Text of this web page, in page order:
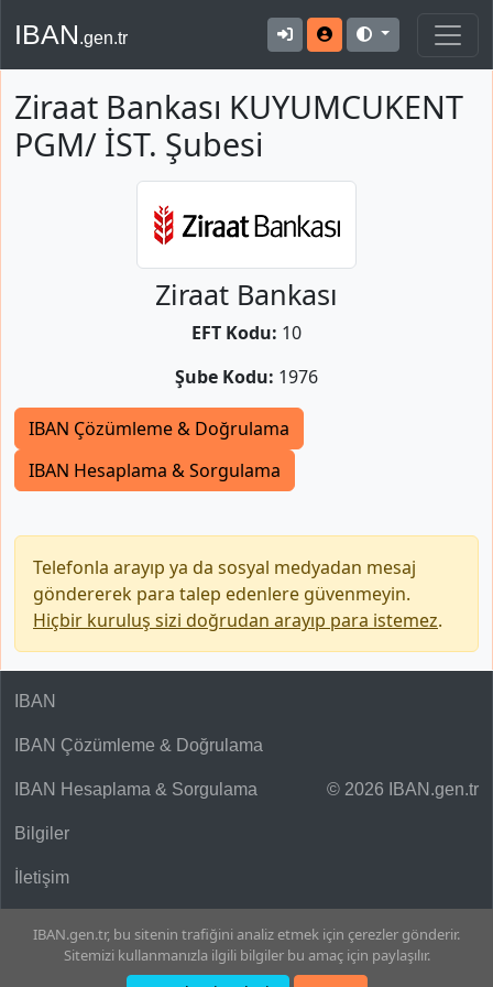
IBAN.gen.tr
Ziraat Bankası KUYUMCUKENT
PGM/ İST. Şubesi
Ziraat Bankası
EFT Kodu: 10
Şube Kodu: 1976
IBAN Çözümleme & Doğrulama
IBAN Hesaplama & Sorgulama
Telefonla arayıp ya da sosyal medyadan mesaj
göndererek para talep edenlere güvenmeyin.
Hiçbir kuruluş sizi doğrudan arayıp para istemez.
© 2026 IBAN.gen.tr
IBAN
IBAN Çözümleme & Doğrulama
IBAN Hesaplama & Sorgulama
Bilgiler
İletişim
IBAN.gen.tr, bu sitenin trafiğini analiz etmek için çerezler gönderir.
Sitemizi kullanmanızla ilgili bilgiler bu amaç için paylaşılır.